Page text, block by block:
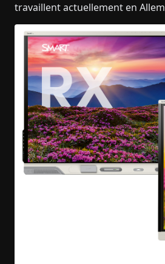
travaillent actuellement en